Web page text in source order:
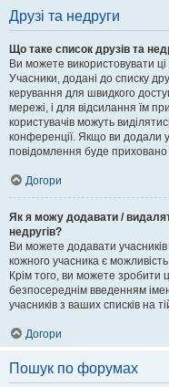
Друзі та недруги
Що таке список друзів та
Ви можете використовувати
Учасники, додані до списку
керування для швидкого
мережі, і для відсилання їм
користувачів можуть
конференції. Якщо ви додали
повідомлення буде
Догори
Як я можу додавати /
недругів?
Ви можете додавати
кожного учасника є
Крім того, ви можете зробити
безпосереднім введенням
учасників з ваших списків на
Догори
Пошук по форумах